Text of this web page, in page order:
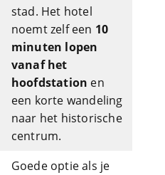
stad. Het hotel
noemt zelf een 10
minuten lopen
vanaf het
hoofdstation en
een korte wandeling
naar het historische
centrum.
Goede optie als je